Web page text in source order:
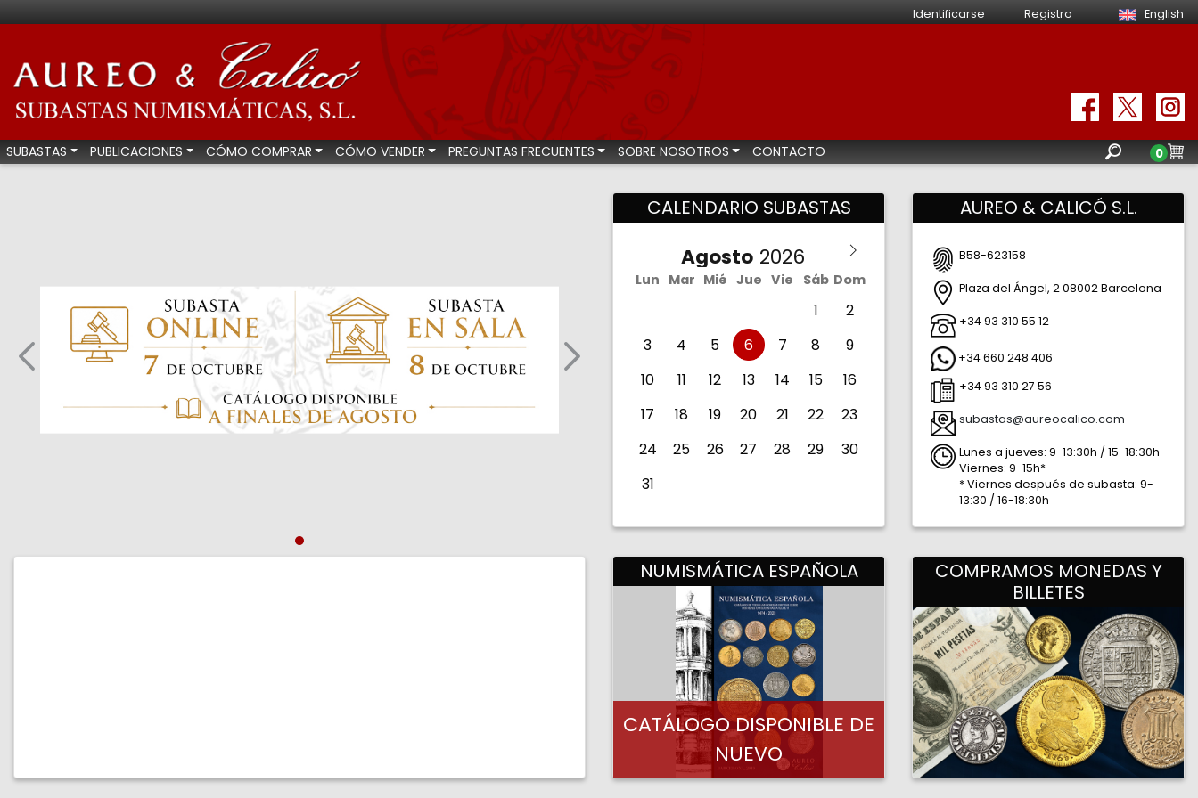
Identificarse Registro English
Aureo & Calicó - Subastas numismáticas
SUBASTAS PUBLICACIONES CÓMO COMPRAR CÓMO VENDER PREGUNTAS FRECUENTES SOBRE NOSOTROS CONTACTO 0
Anterior (más subastas) Siguiente (más subastas)
CALENDARIO SUBASTAS
Agosto
Lun Mar Mié Jue Vie Sáb Dom
1
2
3
4 5 6 7 8
9
10
11 12 13 14 15
16
17
18 19 20 21 22
23
24
25 26 27 28 29
30
31
AUREO & CALICÓ S.L.
B58-623158
Plaza del Ángel, 208002Barcelona
+34 93 310 55 12
+34 660 248 406
+34 93 310 27 56
subastas@aureocalico.com
Lunes a jueves: 9-13:30h / 15-18:30h
Viernes: 9-15h*
* Viernes después de subasta: 9-
13:30 / 16-18:30h
NUMISMÁTICA ESPAÑOLA
CATÁLOGO DISPONIBLE DE
NUEVO
COMPRAMOS MONEDAS Y
BILLETES